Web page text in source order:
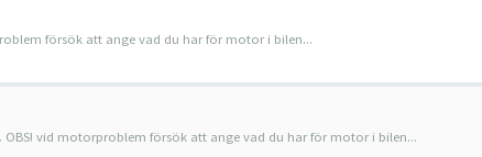
försök att ange vad du har för motor i bilen...
OBS! vid motorproblem försök att ange vad du har för motor i bilen...